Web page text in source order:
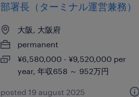
部署長（ターミナル運営兼務）
大阪, 大阪府
permanent
¥6,580,000 - ¥9,520,000 per
year, 年収658 ～ 952万円
posted 19 august 2025